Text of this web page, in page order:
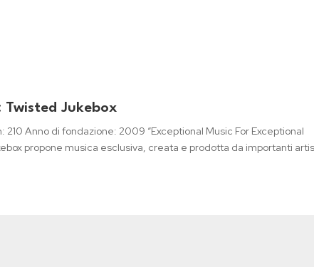
Twisted Jukebox
Anno di fondazione: 2009 “Exceptional Music For Exceptional
propone musica esclusiva, creata e prodotta da importanti